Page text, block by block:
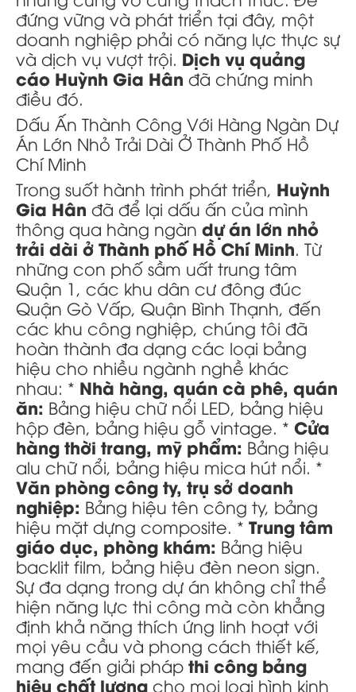
đứng vững và phát triển tại đây, một
doanh nghiệp phải có năng lực thực sự
và dịch vụ vượt trội. Dịch vụ quảng
cáo Huỳnh Gia Hân đã chứng minh
điều đó.
Dấu Ấn Thành Công Với Hàng Ngàn Dự
Án Lớn Nhỏ Trải Dài Ở Thành Phố Hồ
Chí Minh
Trong suốt hành trình phát triển, Huỳnh
Gia Hân đã để lại dấu ấn của mình
thông qua hàng ngàn dự án lớn nhỏ
trải dài ở Thành phố Hồ Chí Minh. Từ
những con phố sầm uất trung tâm
Quận 1, các khu dân cư đông đúc
Quận Gò Vấp, Quận Bình Thạnh, đến
các khu công nghiệp, chúng tôi đã
hoàn thành đa dạng các loại bảng
hiệu cho nhiều ngành nghề khác
nhau: * Nhà hàng, quán cà phê, quán
ăn: Bảng hiệu chữ nổi LED, bảng hiệu
hộp đèn, bảng hiệu gỗ vintage. * Cửa
hàng thời trang, mỹ phẩm: Bảng hiệu
alu chữ nổi, bảng hiệu mica hút nổi. *
Văn phòng công ty, trụ sở doanh
nghiệp: Bảng hiệu tên công ty, bảng
hiệu mặt dựng composite. * Trung tâm
giáo dục, phòng khám: Bảng hiệu
backlit film, bảng hiệu đèn neon sign.
Sự đa dạng trong dự án không chỉ thể
hiện năng lực thi công mà còn khẳng
định khả năng thích ứng linh hoạt với
mọi yêu cầu và phong cách thiết kế,
mang đến giải pháp thi công bảng
hiệu chất lượng cho mọi loại hình kinh